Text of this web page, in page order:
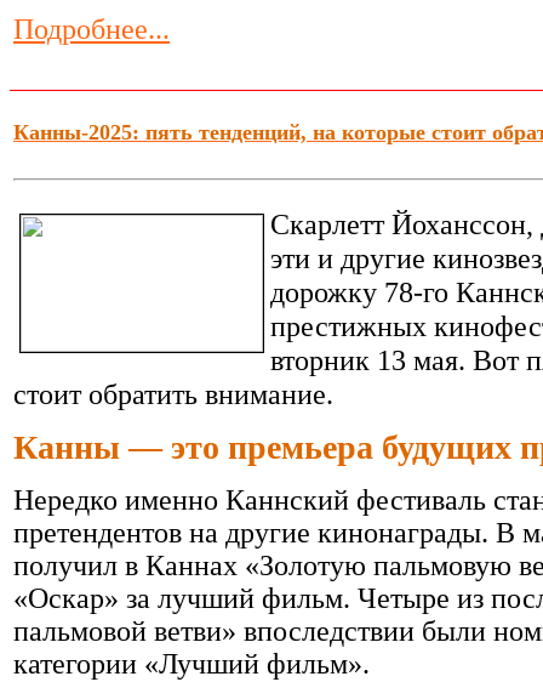
Подробнее...
Канны-2025: пять тенденций, на которые стоит
Скарлетт
эти и другие
дорожку 78-го
престижных
вторник 13 мая. Вот
стоит обратить внимание.
Канны — это премьера будущих
Нередко именно Каннский фестиваль
претендентов на другие кинонаграды. В
получил в Каннах «Золотую пальмовую
«Оскар» за лучший фильм. Четыре из
пальмовой ветви» впоследствии были
категории «Лучший фильм».